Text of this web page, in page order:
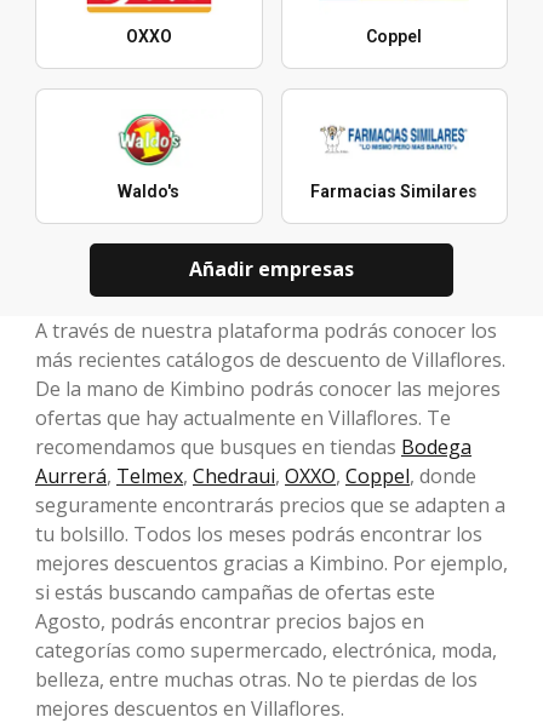
OXXO Coppel
Waldo's Farmacias Similares
Añadir empresas
A través de nuestra plataforma podrás conocer los
más recientes catálogos de descuento de Villaflores.
De la mano de Kimbino podrás conocer las mejores
ofertas que hay actualmente en Villaflores. Te
recomendamos que busques en tiendas Bodega
Aurrerá, Telmex, Chedraui, OXXO, Coppel, donde
seguramente encontrarás precios que se adapten a
tu bolsillo. Todos los meses podrás encontrar los
mejores descuentos gracias a Kimbino. Por ejemplo,
si estás buscando campañas de ofertas este
Agosto, podrás encontrar precios bajos en
categorías como supermercado, electrónica, moda,
belleza, entre muchas otras. No te pierdas de los
mejores descuentos en Villaflores.